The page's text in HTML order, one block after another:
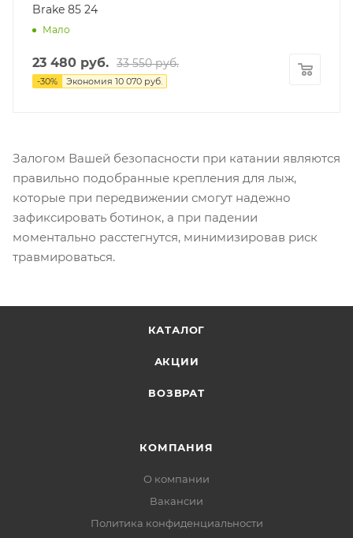
Brake 85 24
Мало
23 480 руб. 33 550руб.
-30% Экономия 10 070 руб.
Залогом Вашей безопасности при катании являются
правильно подобранные крепления для лыж,
которые при передвижении смогут надежно
зафиксировать ботинок, а при падении
моментально расстегнутся, минимизировав риск
травмироваться.
КАТАЛОГ
АКЦИИ
ВОЗВРАТ
КОМПАНИЯ
О компании
Вакансии
Политика конфиденциальности